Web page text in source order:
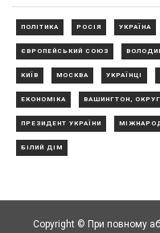
ПОЛІТИКА РОСІЯ УКРАЇНА
ЄВРОПЕЙСЬКИЙ СОЮЗ
КИЇВ МОСКВА УКРАЇНЦІ
ЕКОНОМІКА ВАШИНГТОН,
ПРЕЗИДЕНТ УКРАЇНИ
БІЛИЙ ДІМ
Copyright © При повному